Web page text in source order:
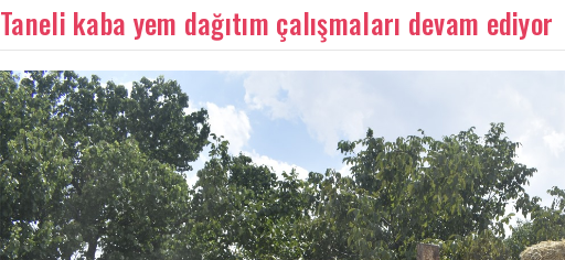
Taneli kaba yem dağıtım çalışmaları devam ediyor